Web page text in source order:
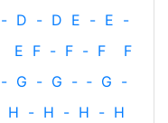
- D - D E - E -
E F - F - F
F
- G - G - ‐ G -
H - H - H - H